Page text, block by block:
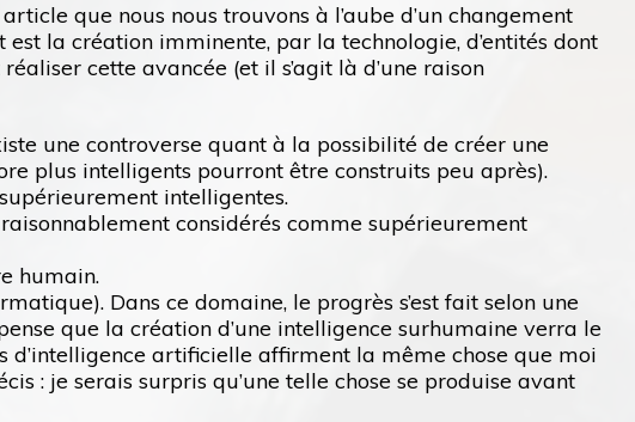
que nous nous trouvons à l’aube d’un changement
la création imminente, par la technologie, d’entités dont
cette avancée (et il s’agit là d’une raison
une controverse quant à la possibilité de créer une
plus intelligents pourront être construits peu après).
intelligentes.
considérés comme supérieurement
humain.
Dans ce domaine, le progrès s’est fait selon une
que la création d’une intelligence surhumaine verra le
d’intelligence artificielle affirment la même chose que moi
: je serais surpris qu’une telle chose se produise avant